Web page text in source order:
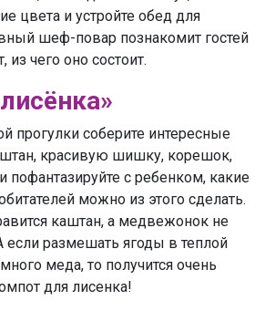
цвета и устройте обед для
шеф-повар познакомит гостей
чего оно состоит.
прогулки соберите интересные
красивую шишку, корешок,
пофантазируйте с ребенком, какие
можно из этого сделать.
каштан, а медвежонок не
если размешать ягоды в теплой
меда, то получится очень
для лисенка!